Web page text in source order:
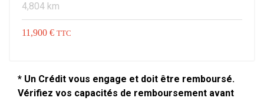
4,804 km
11,900 € TTC
* Un Crédit vous engage et doit être remboursé.
Vérifiez vos capacités de remboursement avant